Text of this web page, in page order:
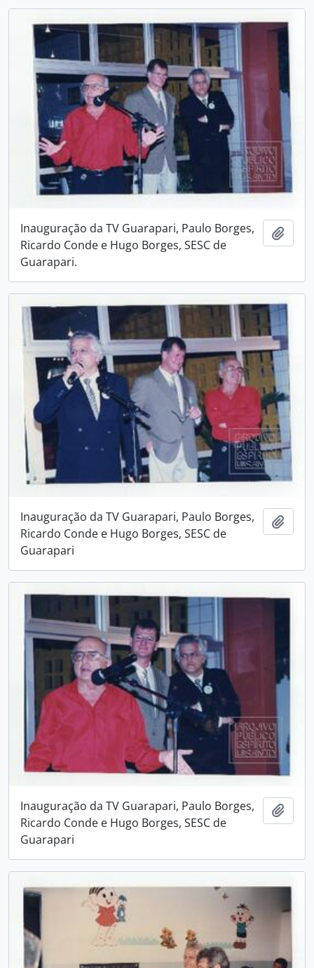
Inauguração da TV Guarapari, Paulo Borges,
Ricardo Conde e Hugo Borges, SESC de
Guarapari.
Inauguração da TV Guarapari, Paulo Borges,
Ricardo Conde e Hugo Borges, SESC de
Guarapari
Inauguração da TV Guarapari, Paulo Borges,
Ricardo Conde e Hugo Borges, SESC de
Guarapari